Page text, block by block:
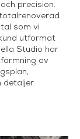
precision.
som vi
utformat
Studio har
av
detaljer.